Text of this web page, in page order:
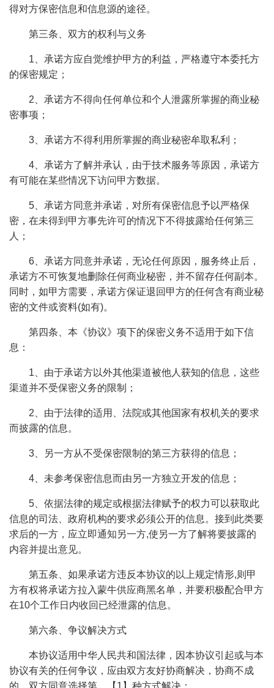
得对方保密信息和信息源的途径。
第三条、双方的权利与义务
1、承诺方应自觉维护甲方的利益，严格遵守本委托方
的保密规定；
2、承诺方不得向任何单位和个人泄露所掌握的商业秘
密事项；
3、承诺方不得利用所掌握的商业秘密牟取私利；
4、承诺方了解并承认，由于技术服务等原因，承诺方
有可能在某些情况下访问甲方数据。
5、承诺方同意并承诺，对所有保密信息予以严格保
密，在未得到甲方事先许可的情况下不得披露给任何第三
人；
6、承诺方同意并承诺，无论任何原因，服务终止后，
承诺方不可恢复地删除任何商业秘密，并不留存任何副本。
同时，如甲方需要，承诺方保证退回甲方的任何含有商业秘
密的文件或资料(如有)。
第四条、本《协议》项下的保密义务不适用于如下信
息：
1、由于承诺方以外其他渠道被他人获知的信息，这些
渠道并不受保密义务的限制；
2、由于法律的适用、法院或其他国家有权机关的要求
而披露的信息。
3、另一方从不受保密限制的第三方获得的信息；
4、未参考保密信息而由另一方独立开发的信息；
5、依据法律的规定或根据法律赋予的权力可以获取此
信息的司法、政府机构的要求必须公开的信息。接到此类要
求后的一方，应立即通知另一方,使另一方了解将要披露的
内容并提出意见。
第五条、如果承诺方违反本协议的以上规定情形,则甲
方有权将承诺方拉入蒙牛供应商黑名单，并要积极配合甲方
在10个工作日内收回已经泄露的信息。
第六条、争议解决方式
本协议适用中华人民共和国法律，因本协议引起或与本
协议有关的任何争议，应由双方友好协商解决，协商不成
的，双方同意选择第 【1】种方式解决：